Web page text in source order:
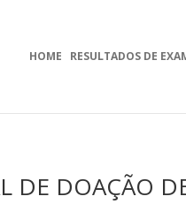
HOME RESULTADOS DE
DE DOAÇÃO